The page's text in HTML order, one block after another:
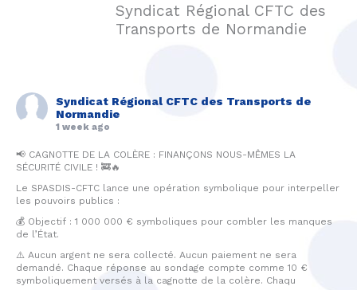
Syndicat Régional CFTC des
Transports de Normandie
Syndicat Régional CFTC des Transports de
Normandie
1 week ago
📢 CAGNOTTE DE LA COLÈRE : FINANÇONS NOUS-MÊMES LA
SÉCURITÉ CIVILE ! 🚒🔥
Le SPASDIS-CFTC lance une opération symbolique pour interpeller
les pouvoirs publics :
💰 Objectif : 1 000 000 € symboliques pour combler les manques
de l’État.
⚠️ Aucun argent ne sera collecté. Aucun paiement ne sera
demandé. Chaque réponse au sondage compte comme 10 €
symboliquement versés à la cagnotte de la colère. Chaqu